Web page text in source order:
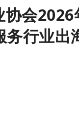
协会
务行业出